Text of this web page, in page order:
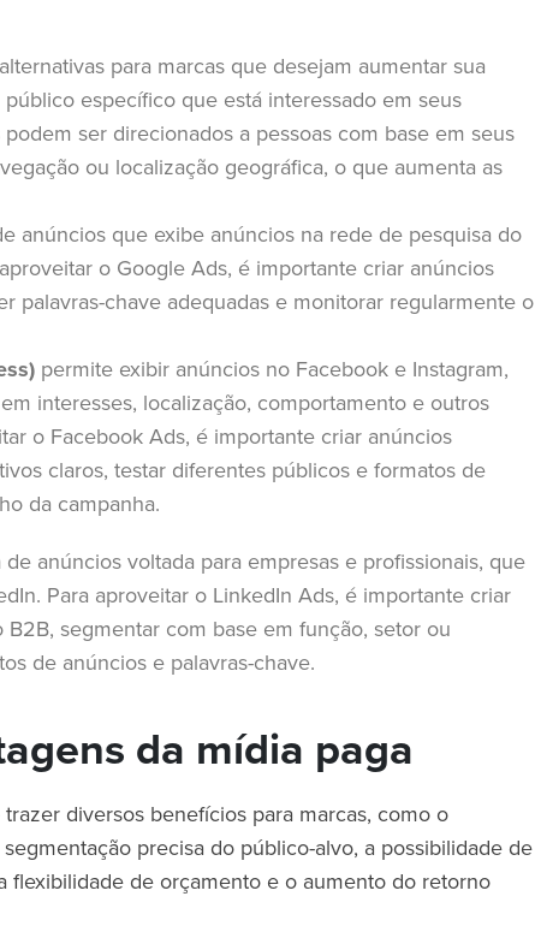
para marcas que desejam aumentar sua
específico que está interessado em seus
ser direcionados a pessoas com base em seus
ou localização geográfica, o que aumenta as
anúncios que exibe anúncios na rede de pesquisa do
o Google Ads, é importante criar anúncios
palavras-chave adequadas e monitorar regularmente o
permite exibir anúncios no Facebook e Instagram,
interesses, localização, comportamento e outros
o Facebook Ads, é importante criar anúncios
claros, testar diferentes públicos e formatos de
da campanha.
anúncios voltada para empresas e profissionais, que
Para aproveitar o LinkedIn Ads, é importante criar
segmentar com base em função, setor ou
de anúncios e palavras-chave.
da mídia paga
diversos benefícios para marcas, como o
precisa do público-alvo, a possibilidade de
flexibilidade de orçamento e o aumento do retorno